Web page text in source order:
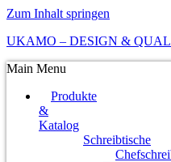
Zum Inhalt springen
UKAMO – DESIGN &
Main Menu
Produkte
&
Katalog
Schreibtische